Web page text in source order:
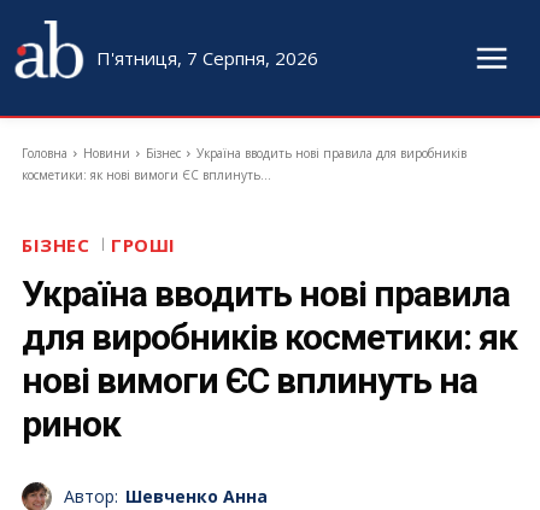
П'ятниця, 7 Серпня, 2026
Головна Новини Бізнес
Україна вводить нові правила для виробників
косметики: як нові вимоги ЄС вплинуть...
БІЗНЕС ГРОШІ
Україна вводить нові правила
для виробників косметики: як
нові вимоги ЄС вплинуть на
ринок
Автор: Шевченко Анна